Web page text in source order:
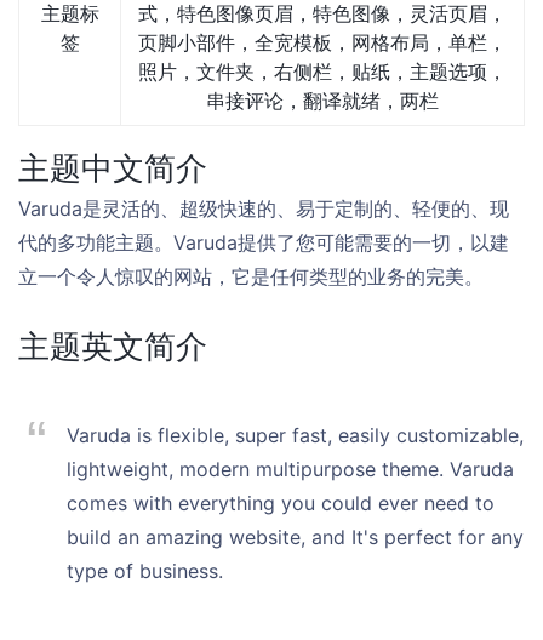
主题标
签
式，特色图像页眉，特色图像，灵活页眉，
页脚小部件，全宽模板，网格布局，单栏，
照片，文件夹，右侧栏，贴纸，主题选项，
串接评论，翻译就绪，两栏
主题中文简介
Varuda是灵活的、超级快速的、易于定制的、轻便的、现
代的多功能主题。Varuda提供了您可能需要的一切，以建
立一个令人惊叹的网站，它是任何类型的业务的完美。
主题英文简介
Varuda is flexible, super fast, easily customizable,
lightweight, modern multipurpose theme. Varuda
comes with everything you could ever need to
build an amazing website, and It's perfect for any
type of business.